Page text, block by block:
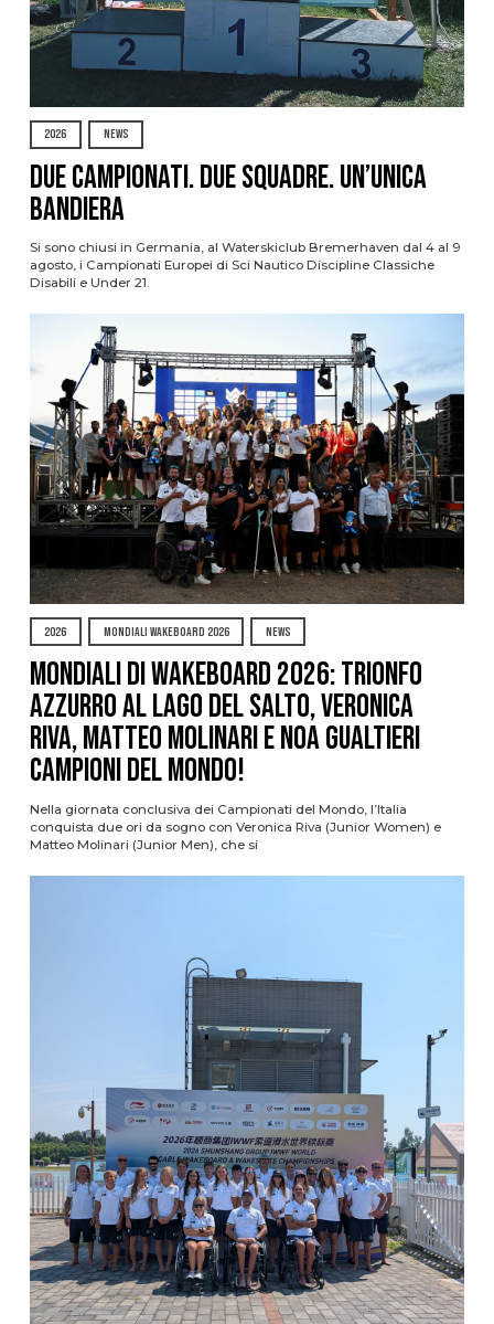
2026 NEWS
Due Campionati. Due Squadre. Un’Unica
Bandiera
Si sono chiusi in Germania, al Waterskiclub Bremerhaven dal 4 al 9
agosto, i Campionati Europei di Sci Nautico Discipline Classiche
Disabili e Under 21.
2026 MONDIALI WAKEBOARD 2026 NEWS
Mondiali di Wakeboard 2026: trionfo
azzurro al Lago del Salto, Veronica
Riva, Matteo Molinari e Noa Gualtieri
campioni del mondo!
Nella giornata conclusiva dei Campionati del Mondo, l’Italia
conquista due ori da sogno con Veronica Riva (Junior Women) e
Matteo Molinari (Junior Men), che si